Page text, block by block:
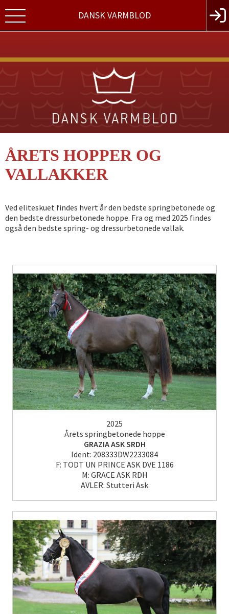
DANSK VARMBLOD
ÅRETS HOPPER OG
VALLAKKER
Ved eliteskuet findes hvert år den bedste springbetonede og
den bedste dressurbetonede hoppe. Fra og med 2025 findes
også den bedste spring- og dressurbetonede vallak.
2025
Årets springbetonede hoppe
GRAZIA ASK SRDH
Ident: 208333DW2233084
F: TODT UN PRINCE ASK DVE 1186
M: GRACE ASK RDH
AVLER: Stutteri Ask